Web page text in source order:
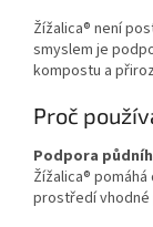
Žížalica® není
smyslem je
kompostu a
Proč
Podpora
Žížalica®
prostředí vhodné